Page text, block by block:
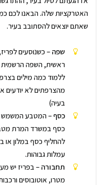
האטרקציות שלה. הבאנו לכם
שאתם יוצאים להסתובב בעיר.
שפה – כשנוסעים
ראשית, השפה הרשמית
ללמוד כמה מילים
מהצרפתים לא יודעים
בעיה)
כסף– המטבע המשמש
כסף במשרד המרת
להחליף כסף במלון או
עמלות גבוהות.
תחבורה – בפריז יש
מטרו, אוטובוסים